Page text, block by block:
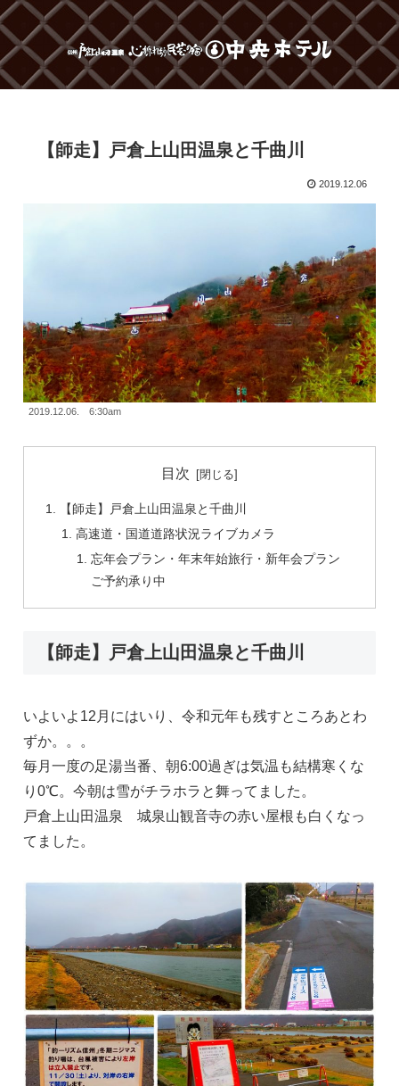
【師走】戸倉上山田温泉と千曲川
2019.12.06
2019.12.06. 6:30am
目次
【師走】戸倉上山田温泉と千曲川
高速道・国道道路状況ライブカメラ
忘年会プラン・年末年始旅行・新年会プラン
ご予約承り中
【師走】戸倉上山田温泉と千曲川
いよいよ12月にはいり、令和元年も残すところあとわ
ずか。。。
毎月一度の足湯当番、朝6:00過ぎは気温も結構寒くな
り0℃。今朝は雪がチラホラと舞ってました。
戸倉上山田温泉 城泉山観音寺の赤い屋根も白くなっ
てました。